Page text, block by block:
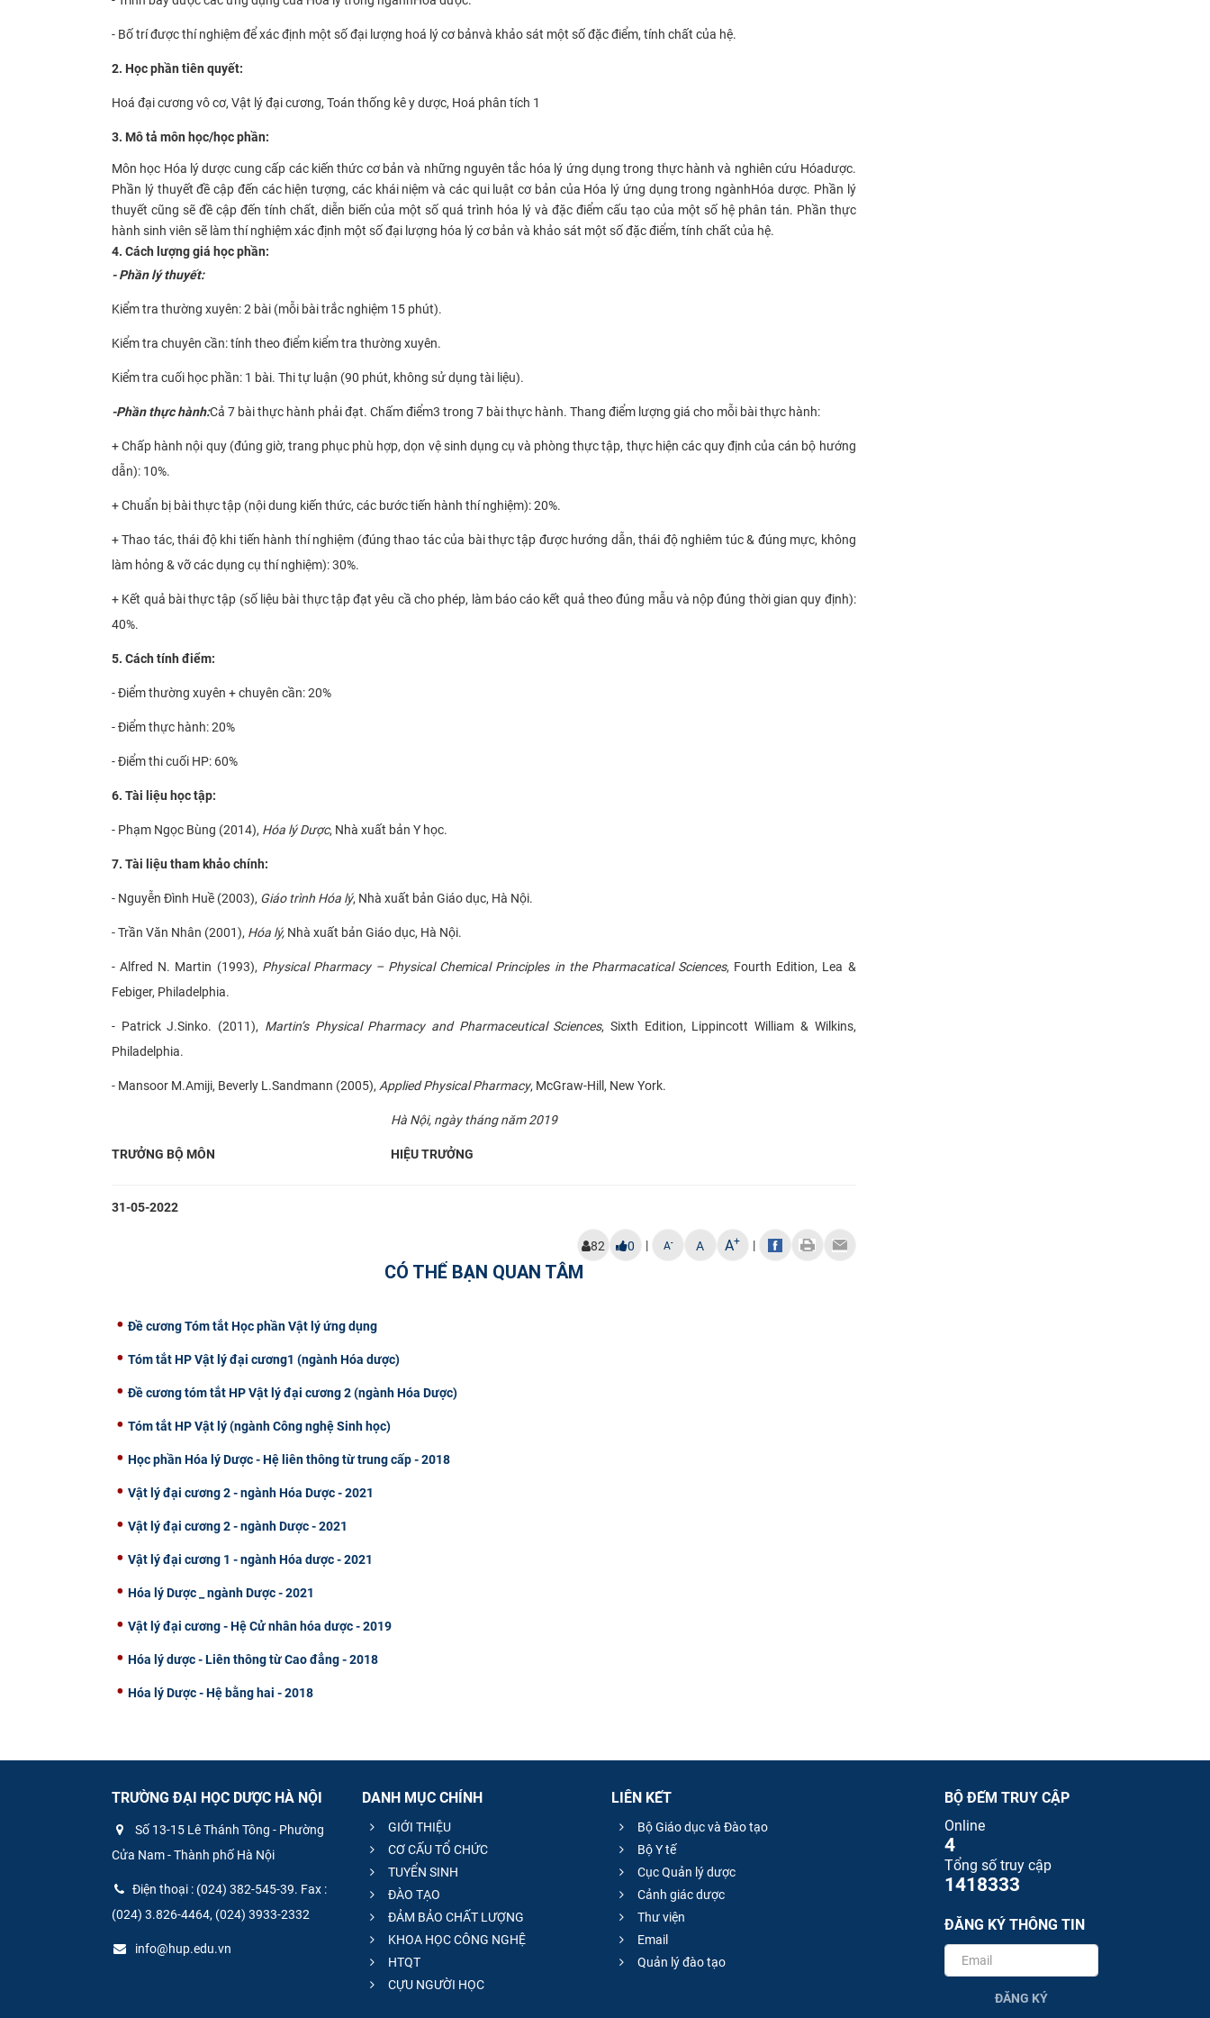
- Bố trí được thí nghiệmđểxác định một số đại lượng hoá lý cơ bảnvà khảo sát một số đặc điểm, tính chất của hệ.
2. Học phần tiên quyết:
Hoá đại cương vô cơ, Vật lý đại cương, Toán thống kêy dược, Hoá phân tích 1
3. Mô tả môn học/học phần:
Môn học Hóa lýdược cung cấp các kiến thức cơ bản và những nguyên tắc hóa lý ứng dụng trong thực hành và nghiên cứu Hóadược.
Phần lý thuyết đề cập đến các hiện tượng, các khái niệm và các qui luật cơ bản của Hóa lý ứng dụng trong ngànhHóa dược. Phần lý
thuyết cũng sẽ đề cập đến tính chất, diễn biến của một số quá trình hóa lý và đặc điểm cấu tạo của một số hệ phân tán. Phần thực
hành sinh viên sẽ làm thí nghiệm xác định một số đại lượng hóa lý cơ bản và khảo sát một số đặc điểm, tính chất của hệ.
4. Cách lượng giá học phần:
- Phần lý thuyết:
Kiểm tra thường xuyên: 2 bài (mỗi bàitrắc nghiệm 15 phút).
Kiểm tra chuyên cần: tính theo điểm kiểm tra thường xuyên.
Kiểm tra cuối học phần: 1 bài. Thi tự luận (90 phút, không sử dụng tài liệu).
-Phần thực hành:Cả 7 bài thực hành phải đạt. Chấm điểm3 trong 7 bài thực hành. Thang điểm lượng giá cho mỗi bài thực hành:
+ Chấp hành nội quy (đúng giờ, trang phục phù hợp, dọn vệ sinh dụng cụ và phòng thực tập, thực hiện các quy định của cán bộ hướng
dẫn): 10%.
+Chuẩn bị bài thực tập (nội dung kiến thức, các bước tiến hành thí nghiệm): 20%.
+Thao tác, thái độkhi tiến hành thí nghiệm (đúng thao tác của bài thực tập được hướng dẫn, thái độ nghiêm túc & đúng mực, không
làm hỏng & vỡ các dụng cụ thí nghiệm): 30%.
+ Kết quả bài thực tập (số liệu bài thực tập đạt yêu cầ cho phép, làm báo cáo kết quả theo đúng mẫu và nộp đúng thời gian quy định):
40%.
​5​. Cách tính điểm:
- Điểm thường xuyên + chuyên cần:20%
- Điểm thực hành:20%
- Điểm thi cuối HP: 60%
6. Tài liệu học tập:
- Phạm Ngọc Bùng (2014), Hóa lý Dược, Nhà xuất bản Y học.
7. Tài liệu tham khảo chính:
- Nguyễn Đình Huề (2003), Giáo trình Hóa lý, Nhà xuất bản Giáo dục, Hà Nội.
- Trần Văn Nhân (2001), Hóa lý, Nhà xuất bản Giáo dục, Hà Nội.
- Alfred N. Martin (1993), Physical Pharmacy – Physical Chemical Principles in the Pharmacatical Sciences, Fourth Edition, Lea &
Febiger, Philadelphia.
- Patrick J.Sinko. (2011), Martin’s Physical Pharmacy and Pharmaceutical Sciences, Sixth Edition, Lippincott William & Wilkins,
Philadelphia.
- Mansoor M.Amiji, Beverly L.Sandmann (2005), Applied Physical Pharmacy, McGraw-Hill, New York.
Hà Nội, ngàythángnăm 2019
TRƯỞNG BỘ MÔN HIỆU TRƯỞNG
31-05-2022
82 0 | A- A A+ |
CÓ THỂ BẠN QUAN TÂM
Đề cương Tóm tắt Học phần Vật lý ứng dụng
Tóm tắt HP Vật lý đại cương1 (ngành Hóa dược)
Đề cương tóm tắt HP Vật lý đại cương 2 (ngành Hóa Dược)
Tóm tắt HP Vật lý (ngành Công nghệ Sinh học)
Học phần Hóa lý Dược - Hệ liên thông từ trung cấp - 2018
Vật lý đại cương 2 - ngành Hóa Dược - 2021
Vật lý đại cương 2 - ngành Dược - 2021
Vật lý đại cương 1 - ngành Hóa dược - 2021
Hóa lý Dược _ ngành Dược - 2021
Vật lý đại cương - Hệ Cử nhân hóa dược - 2019
Hóa lý dược - Liên thông từ Cao đẳng - 2018
Hóa lý Dược - Hệ bằng hai - 2018
TRƯỜNG ĐẠI HỌC DƯỢC HÀ NỘI
Số 13-15 Lê Thánh Tông - Phường
Cửa Nam - Thành phố Hà Nội
Điện thoại : (024) 382-545-39. Fax :
(024) 3.826-4464, (024) 3933-2332
info@hup.edu.vn
DANH MỤC CHÍNH
GIỚI THIỆU
CƠ CẤU TỔ CHỨC
TUYỂN SINH
ĐÀO TẠO
ĐẢM BẢO CHẤT LƯỢNG
KHOA HỌC CÔNG NGHỆ
HTQT
CỰU NGƯỜI HỌC
LIÊN KẾT
Bộ Giáo dục và Đào tạo
Bộ Y tế
Cục Quản lý dược
Cảnh giác dược
Thư viện
Email
Quản lý đào tạo
BỘ ĐẾM TRUY CẬP
Online
4
Tổng số truy cập
1418333
ĐĂNG KÝ THÔNG TIN
ĐĂNG KÝ